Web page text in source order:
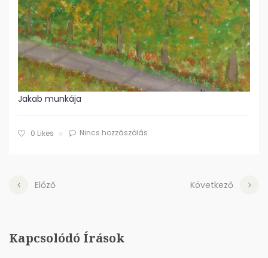
Jakab munkája
0 Likes Nincs hozzászólás
Előző Következő
Kapcsolódó Írások